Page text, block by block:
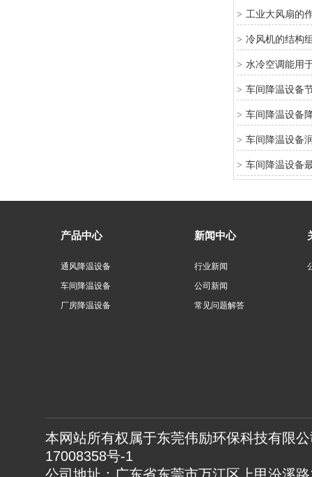
> 工业大风扇的
> 冷风机的结构
> 水冷空调能用
> 车间降温设备
> 车间降温设备
> 车间降温设备
> 车间降温设备
产品中心
通风降温设备
车间降温设备
厂房降温设备
新闻中心
行业新闻
公司新闻
常见问题解答
本网站所有权属于东莞伟励环保科技有限
17008358号-1